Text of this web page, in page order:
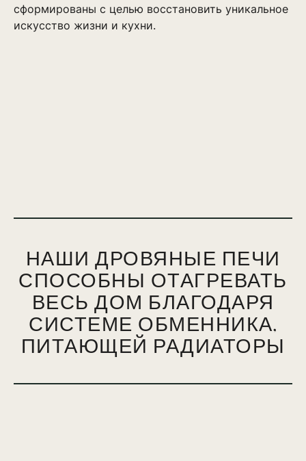
сформированы с целью восстановить уникальное
искусство жизни и кухни.
НАШИ ДРОВЯНЫЕ ПЕЧИ
СПОСОБНЫ ОТАГРЕВАТЬ
ВЕСЬ ДОМ БЛАГОДАРЯ
СИСТЕМЕ ОБМЕННИКА,
ПИТАЮЩЕЙ РАДИАТОРЫ